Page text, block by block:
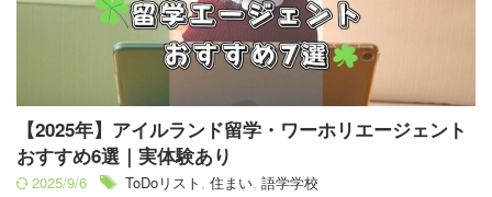
【2025年】アイルランド留学・ワーホリエージェント
おすすめ6選｜実体験あり
2025/9/6 ToDoリスト , 住まい, 語学学校